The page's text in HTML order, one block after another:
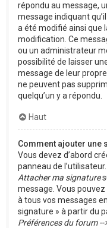
répondu au message,
message indiquant
a été modifié ainsi que
modification. Ce
ou un administrateur
possibilité de laisser
message de leur
ne peuvent pas
quelqu’un y a répondu.
Haut
Comment ajouter une
Vous devez d’abord
panneau de
Attacher ma signature
message. Vous
à tous vos messages
signature » à partir du
Préférences du forum